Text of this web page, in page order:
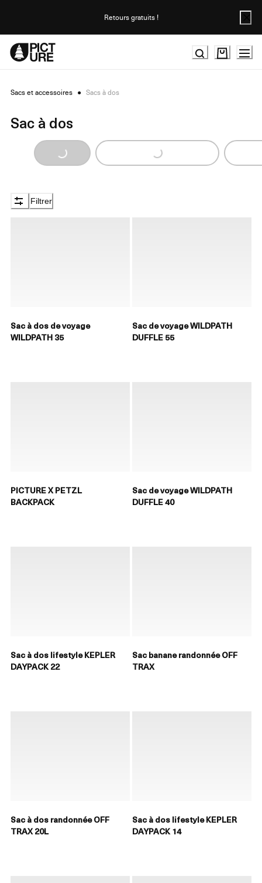
Retours gratuits !
Sacs et accessoires ● Sacs à dos
Sac à dos
Loading... Loading...
Filtrer
Sac à dos de voyage
WILDPATH 35
Sac de voyage WILDPATH
DUFFLE 55
PICTURE X PETZL
BACKPACK
Sac de voyage WILDPATH
DUFFLE 40
Sac à dos lifestyle KEPLER
DAYPACK 22
Sac banane randonnée OFF
TRAX
Sac à dos randonnée OFF
TRAX 20L
Sac à dos lifestyle KEPLER
DAYPACK 14